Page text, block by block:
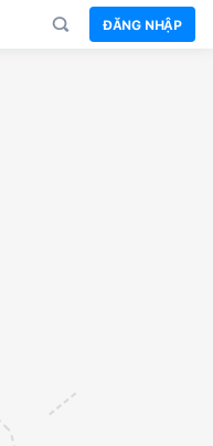
ĐĂNG NHẬP